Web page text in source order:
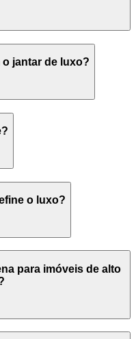
jantar de luxo?
o luxo?
para imóveis de alto